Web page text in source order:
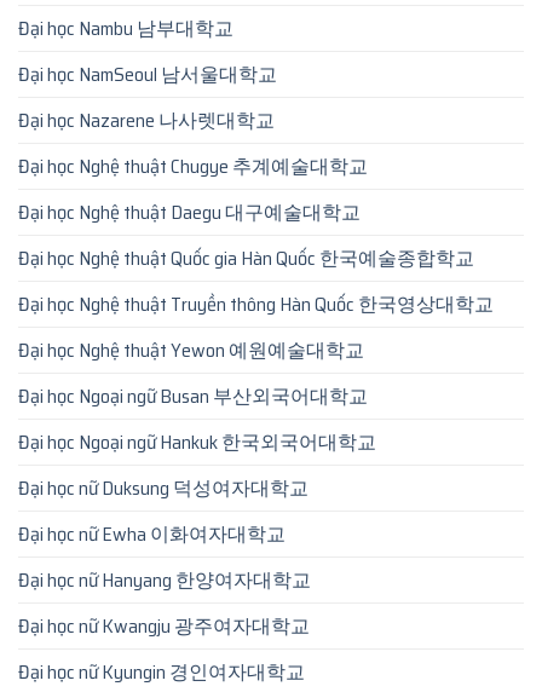
Đại học Nambu 남부대학교
Đại học NamSeoul 남서울대학교
Đại học Nazarene 나사렛대학교
Đại học Nghệ thuật Chugye 추계예술대학교
Đại học Nghệ thuật Daegu 대구예술대학교
Đại học Nghệ thuật Quốc gia Hàn Quốc 한국예술종합학교
Đại học Nghệ thuật Truyền thông Hàn Quốc 한국영상대학교
Đại học Nghệ thuật Yewon 예원예술대학교
Đại học Ngoại ngữ Busan 부산외국어대학교
Đại học Ngoại ngữ Hankuk 한국외국어대학교
Đại học nữ Duksung 덕성여자대학교
Đại học nữ Ewha 이화여자대학교
Đại học nữ Hanyang 한양여자대학교
Đại học nữ Kwangju 광주여자대학교
Đại học nữ Kyungin 경인여자대학교